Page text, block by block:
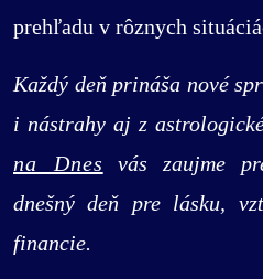
prehľadu v rôznych
Každý deň prináša nové
i nástrahy aj z
na Dnes vás zaujme
dnešný deň pre lásku,
financie.